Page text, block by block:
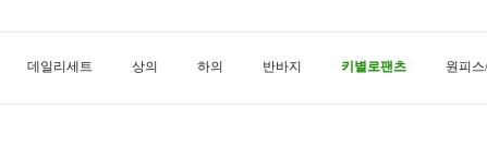
데일리세트 상의 하의 반바지 키별로팬츠 원피